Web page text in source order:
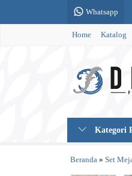
Whatsapp
Home Katalog
Kategori
Beranda » Set